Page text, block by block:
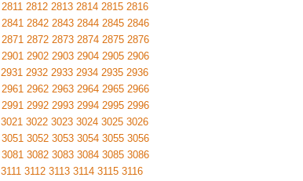
2811 2812 2813 2814 2815 2816
2841 2842 2843 2844 2845 2846
2871 2872 2873 2874 2875 2876
2901 2902 2903 2904 2905 2906
2931 2932 2933 2934 2935 2936
2961 2962 2963 2964 2965 2966
2991 2992 2993 2994 2995 2996
3021 3022 3023 3024 3025 3026
3051 3052 3053 3054 3055 3056
3081 3082 3083 3084 3085 3086
3111 3112 3113 3114 3115 3116